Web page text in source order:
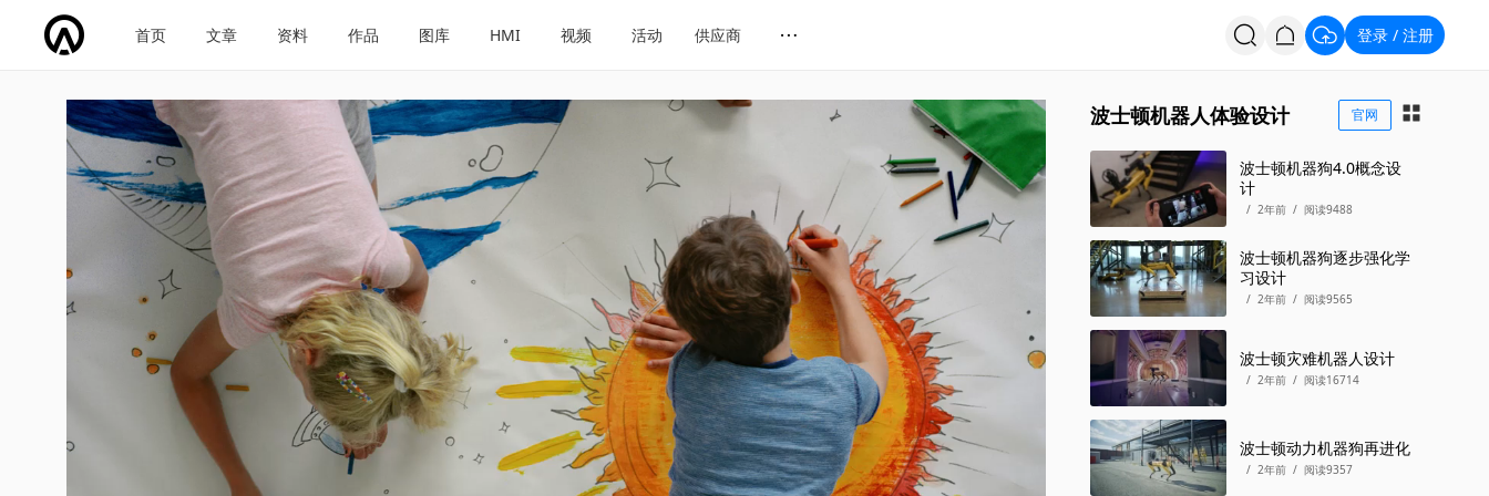
首页 文章 资料 作品 图库 HMI 视频 活动 供应商 登录 / 注册
波士顿机器人体验设计 官网
波士顿机器狗4.0概念设
计
/ 2年前 / 阅读9488
波士顿机器狗逐步强化学
习设计
/ 2年前 / 阅读9565
波士顿灾难机器人设计
/ 2年前 / 阅读16714
波士顿动力机器狗再进化
/ 2年前 / 阅读9357